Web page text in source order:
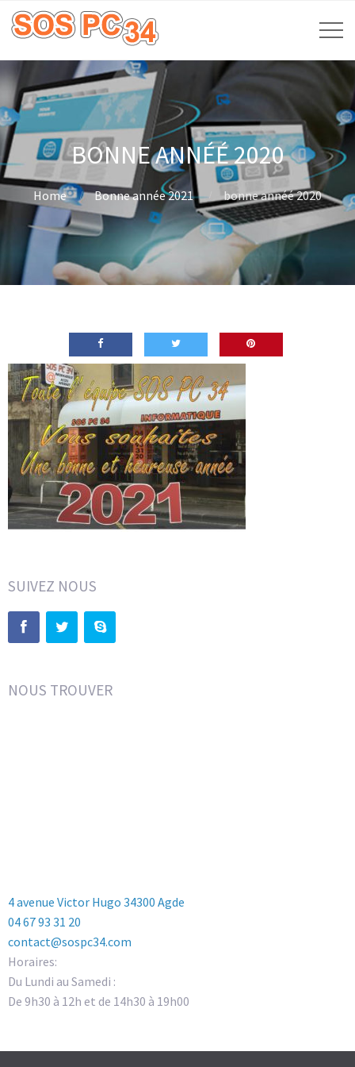
BONNE ANNÉÉ 2020
Home Bonne année 2021 bonne annéé 2020
SUIVEZ NOUS
NOUS TROUVER
4 avenue Victor Hugo 34300 Agde
04 67 93 31 20
contact@sospc34.com
Horaires:
Du Lundi au Samedi :
De 9h30 à 12h et de 14h30 à 19h00